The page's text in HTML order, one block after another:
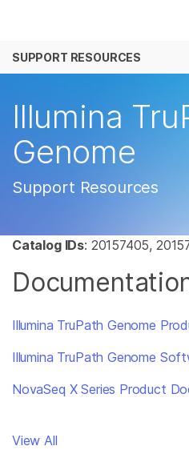
解决方案
公司
SUPPORT RESOURCES
Illumina
Genome
Support Resources
Catalog IDs: 20157405,
Illumina TruPath Genome
Illumina TruPath Genome
NovaSeq X Series Product
View All
查看更多相关内容。选
微生物学
复杂疾病